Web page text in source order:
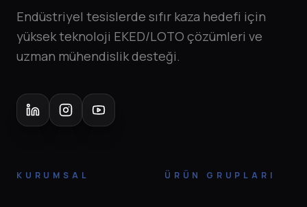
Endüstriyel tesislerde sıfır kaza hedefi için
yüksek teknoloji EKED/LOTO çözümleri ve
uzman mühendislik desteği.
KURUMSAL ÜRÜN GRUPLARI